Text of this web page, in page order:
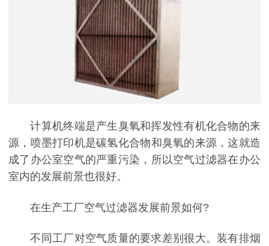
计算机终端是产生臭氧和挥发性有机化合物的来
源，喷墨打印机是碳氢化合物和臭氧的来源，这就造
成了办公室空气的严重污染，所以空气过滤器在办公
室内的发展前景也很好。
在生产工厂空气过滤器发展前景如何?
不同工厂对空气质量的要求差别很大。装有排烟